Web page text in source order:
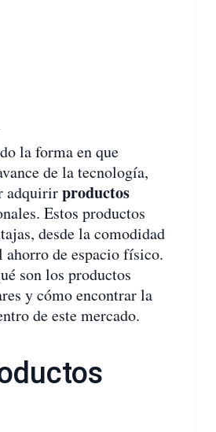
la forma en que
de la tecnología,
adquirirproductos
Estos productos
desde la comodidad
ahorro de espacio físico.
son los productos
y cómo encontrar la
de este mercado.